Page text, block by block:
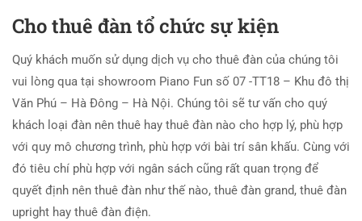
Cho thuê đàn tổ chức sự kiện
Quý khách muốn sử dụng dịch vụ cho thuê đàn của chúng tôi
vui lòng qua tại showroom Piano Fun số 07 -TT18 – Khu đô thị
Văn Phú – Hà Đông – Hà Nội. Chúng tôi sẽ tư vấn cho quý
khách loại đàn nên thuê hay thuê đàn nào cho hợp lý, phù hợp
với quy mô chương trình, phù hợp với bài trí sân khấu. Cùng với
đó tiêu chí phù hợp với ngân sách cũng rất quan trọng để
quyết định nên thuê đàn như thế nào, thuê đàn grand, thuê đàn
upright hay thuê đàn điện.